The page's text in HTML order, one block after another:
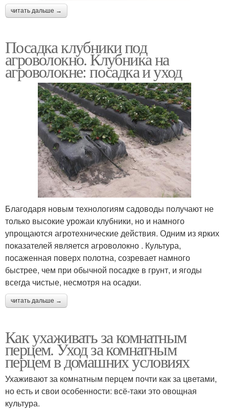
читать дальше →
Посадка клубники под
агроволокно. Клубника на
агроволокне: посадка и уход
Благодаря новым технологиям садоводы получают не
только высокие урожаи клубники, но и намного
упрощаются агротехнические действия. Одним из ярких
показателей является агроволокно . Культура,
посаженная поверх полотна, созревает намного
быстрее, чем при обычной посадке в грунт, и ягоды
всегда чистые, несмотря на осадки.
читать дальше →
Как ухаживать за комнатным
перцем. Уход за комнатным
перцем в домашних условиях
Ухаживают за комнатным перцем почти как за цветами,
но есть и свои особенности: всё-таки это овощная
культура.